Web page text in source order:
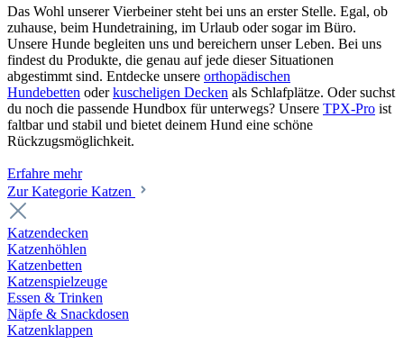
Das Wohl unserer Vierbeiner steht bei uns an erster Stelle. Egal, ob
zuhause, beim Hundetraining, im Urlaub oder sogar im Büro.
Unsere Hunde begleiten uns und bereichern unser Leben. Bei uns
findest du Produkte, die genau auf jede dieser Situationen
abgestimmt sind. Entdecke unsere orthopädischen
Hundebetten oderkuscheligen Decken als Schlafplätze. Oder suchst
du noch die passende Hundbox für unterwegs? Unsere TPX-Pro ist
faltbar und stabil und bietet deinem Hund eine schöne
Rückzugsmöglichkeit.
Erfahre mehr
Zur Kategorie Katzen
Katzendecken
Katzenhöhlen
Katzenbetten
Katzenspielzeuge
Essen & Trinken
Näpfe & Snackdosen
Katzenklappen